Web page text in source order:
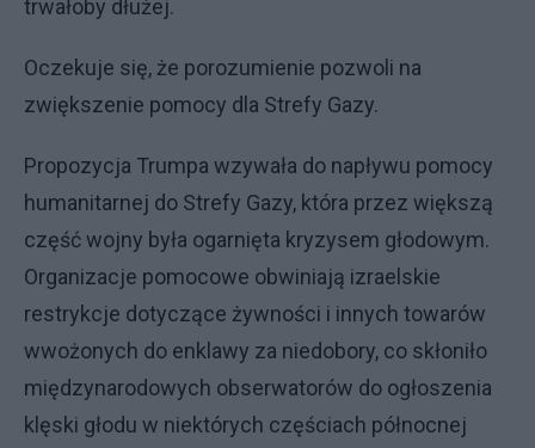
trwałoby dłużej.
Oczekuje się, że porozumienie pozwoli na
zwiększenie pomocy dla Strefy Gazy.
Propozycja Trumpa wzywała do napływu pomocy
humanitarnej do Strefy Gazy, która przez większą
część wojny była ogarnięta kryzysem głodowym.
Organizacje pomocowe obwiniają izraelskie
restrykcje dotyczące żywności i innych towarów
wwożonych do enklawy za niedobory, co skłoniło
międzynarodowych obserwatorów do ogłoszenia
klęski głodu w niektórych częściach północnej